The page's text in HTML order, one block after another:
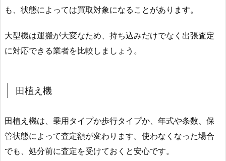
も、状態によっては買取対象になることがあります。
大型機は運搬が大変なため、持ち込みだけでなく出張査定
に対応できる業者を比較しましょう。
田植え機
田植え機は、乗用タイプか歩行タイプか、年式や条数、保
管状態によって査定額が変わります。使わなくなった場合
でも、処分前に査定を受けておくと安心です。